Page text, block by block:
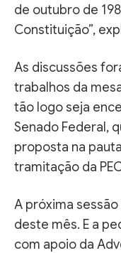
de outubro de
Constituição”,
As discussões
trabalhos da
tão logo seja
Senado Federal,
proposta na
tramitação da
A próxima
deste mês. E a
com apoio da